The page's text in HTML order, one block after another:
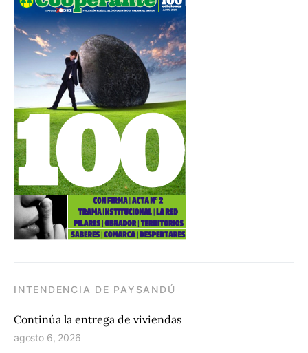
INTENDENCIA DE PAYSANDÚ
Continúa la entrega de viviendas
agosto 6, 2026